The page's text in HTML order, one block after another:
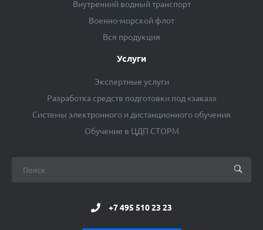
Внутренний водный транспорт
Военно-морской флот
Вся продукция
Услуги
Экспертные услуги
Разработка средств подготовки под «заказ»
Системы электронного и дистанционного обучения
Обучение в ЦДП СТОРМ
+7 495 510 23 23